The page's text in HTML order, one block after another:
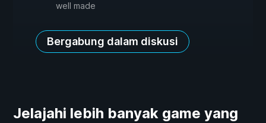
well made
Bergabung dalam diskusi
Jelajahi lebih banyak game yang